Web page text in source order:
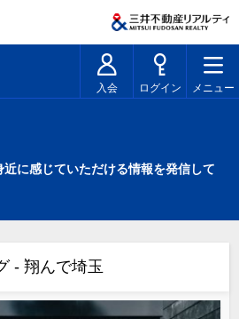
入会 ログイン メニュー
に感じていただける情報を発信して
- 翔んで埼玉